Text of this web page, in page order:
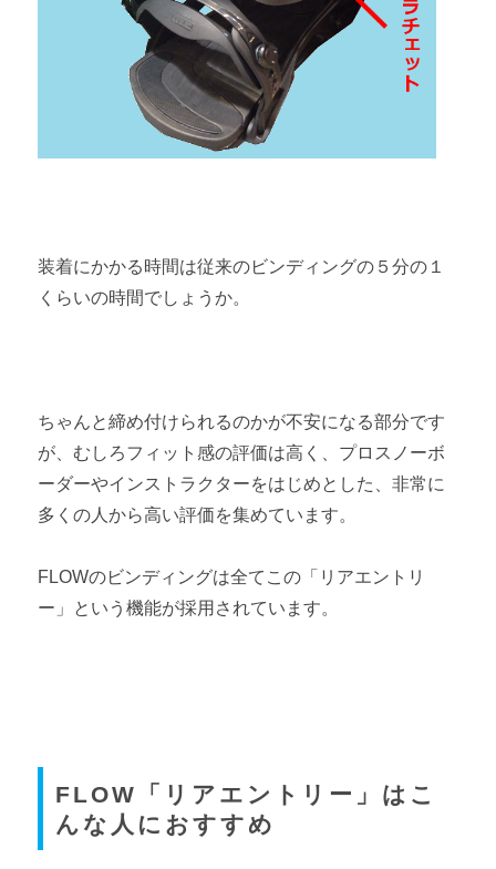
装着にかかる時間は従来のビンディングの５分の１
くらいの時間でしょうか。
ちゃんと締め付けられるのかが不安になる部分です
が、むしろフィット感の評価は高く、プロスノーボ
ーダーやインストラクターをはじめとした、非常に
多くの人から高い評価を集めています。
FLOWのビンディングは全てこの「リアエントリ
ー」という機能が採用されています。
FLOW「リアエントリー」はこ
んな人におすすめ